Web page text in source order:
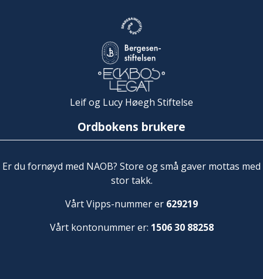
Leif og Lucy Høegh Stiftelse
Ordbokens brukere
Er du fornøyd med NAOB? Store og små gaver mottas med
stor takk.
Vårt Vipps-nummer er 629219
Vårt kontonummer er: 1506 30 88258